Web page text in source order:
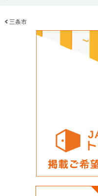
三条市